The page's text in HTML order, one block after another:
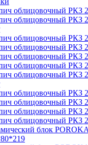
облицовочный РКЗ
облицовочный РКЗ
облицовочный РКЗ
облицовочный РКЗ
облицовочный РКЗ
облицовочный РКЗ
облицовочный РКЗ
облицовочный РКЗ
облицовочный РКЗ
облицовочный РКЗ
облицовочный РКЗ
блок